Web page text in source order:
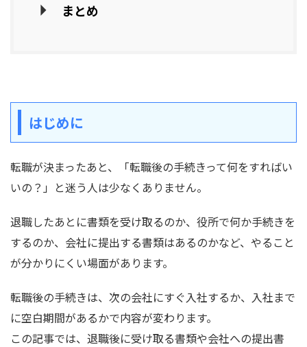
まとめ
はじめに
転職が決まったあと、「転職後の手続きって何をすればい
いの？」と迷う人は少なくありません。
退職したあとに書類を受け取るのか、役所で何か手続きを
するのか、会社に提出する書類はあるのかなど、やること
が分かりにくい場面があります。
転職後の手続きは、次の会社にすぐ入社するか、入社まで
に空白期間があるかで内容が変わります。
この記事では、退職後に受け取る書類や会社への提出書